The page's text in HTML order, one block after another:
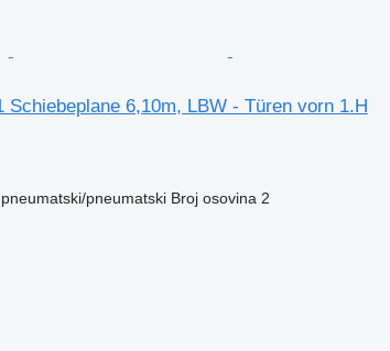
Schiebeplane 6,10m, LBW - Türen vorn 1.H
pneumatski/pneumatski Broj osovina 2